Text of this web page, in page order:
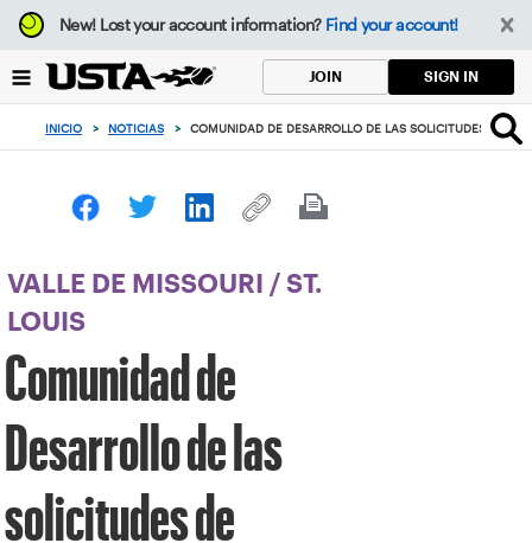
Enfoque
desde
botón
volver
principio
New!Lost your account information? Find your account!
JOIN SIGN IN
INICIO > NOTICIAS > COMUNIDAD DE DESARROLLO DE LAS SOLICITUDES DE
VALLE DE MISSOURI / ST.
LOUIS
Comunidad de
Desarrollo de las
solicitudes de